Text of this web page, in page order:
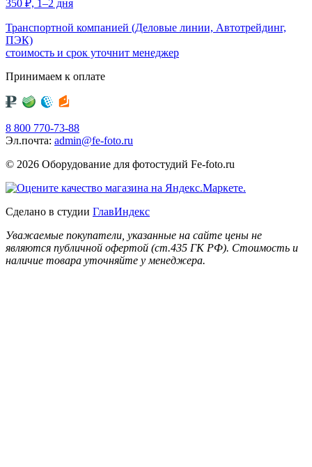
350 ₽, 1–2 дня
Транспортной компанией (Деловые линии, Автотрейдинг,
ПЭК)
стоимость и срок уточнит менеджер
Принимаем к оплате
8 800 770-73-88
Эл.почта: admin@fe-foto.ru
© 2026 Оборудование для фотостудий Fe-foto.ru
Сделано в студии ГлавИндекс
Уважаемые покупатели, указанные на сайте цены не
являются публичной офертой (ст.435 ГК РФ). Стоимость и
наличие товара уточняйте у менеджера.